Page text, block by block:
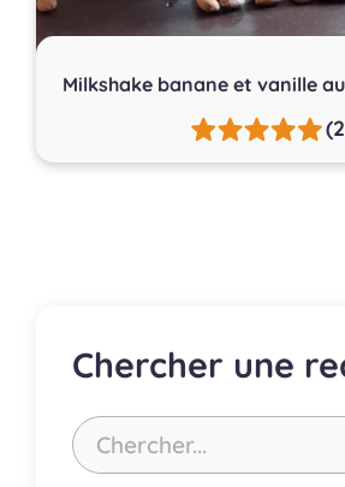
Milkshake banane et vanille
Chercher une
Chercher...